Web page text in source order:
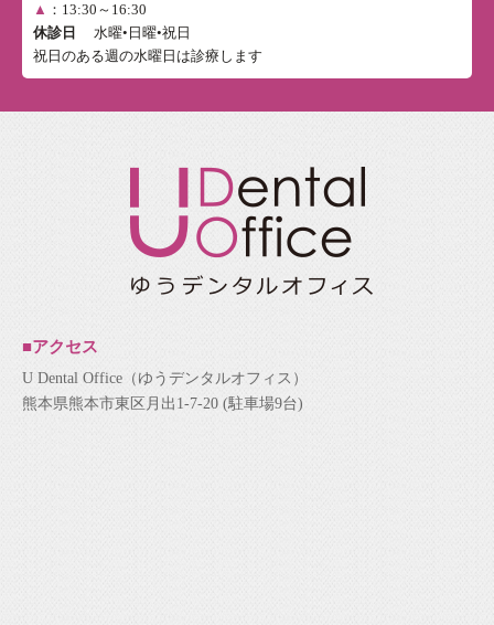
▲ ：13:30～16:30
休診日
水曜•日曜•祝日
祝日のある週の水曜日は診療します
■アクセス
U Dental Office（ゆうデンタルオフィス）
熊本県熊本市東区月出1-7-20 (駐車場9台)